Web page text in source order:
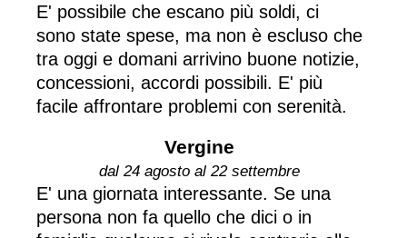
E' possibile che escano più soldi, ci
sono state spese, ma non è escluso che
tra oggi e domani arrivino buone notizie,
concessioni, accordi possibili. E' più
facile affrontare problemi con serenità.
Vergine
dal 24 agosto al 22 settembre
E' una giornata interessante. Se una
persona non fa quello che dici o in